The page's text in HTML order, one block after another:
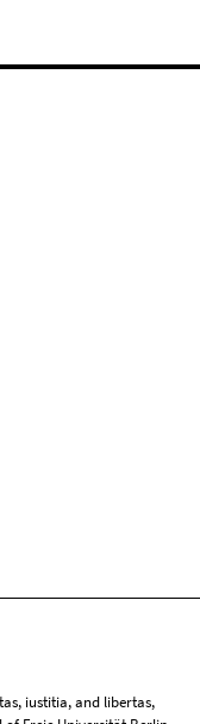
iustitia, and libertas,